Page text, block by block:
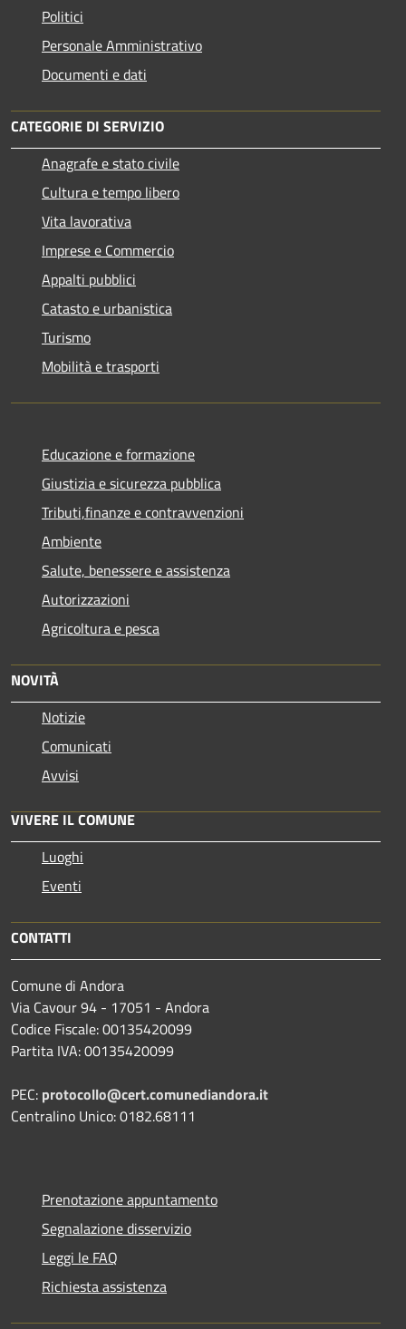
Politici
Personale Amministrativo
Documenti e dati
CATEGORIE DI SERVIZIO
Anagrafe e stato civile
Cultura e tempo libero
Vita lavorativa
Imprese e Commercio
Appalti pubblici
Catasto e urbanistica
Turismo
Mobilità e trasporti
Educazione e formazione
Giustizia e sicurezza pubblica
Tributi,finanze e contravvenzioni
Ambiente
Salute, benessere e assistenza
Autorizzazioni
Agricoltura e pesca
NOVITÀ
Notizie
Comunicati
Avvisi
VIVERE IL COMUNE
Luoghi
Eventi
CONTATTI
Comune di Andora
Via Cavour 94 - 17051 - Andora
Codice Fiscale: 00135420099
Partita IVA: 00135420099
PEC: protocollo@cert.comunediandora.it
Centralino Unico: 0182.68111
Prenotazione appuntamento
Segnalazione disservizio
Leggi le FAQ
Richiesta assistenza